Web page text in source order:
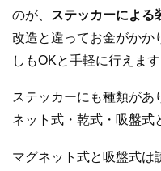
のが、
ステッカーによる
改造と違ってお金がかか
しもOKと手軽に行えます
ステッカーにも種類があ
ネット式・乾式・吸盤式
マグネット式と吸盤式は